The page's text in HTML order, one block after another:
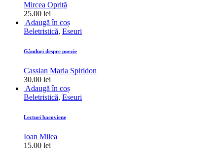
Mircea Opriță
25.00 lei
Adaugă în coș
Beletristică, Eseuri
Gânduri despre poezie
Cassian Maria Spiridon
30.00 lei
Adaugă în coș
Beletristică, Eseuri
Lecturi bacoviene
Ioan Milea
15.00 lei